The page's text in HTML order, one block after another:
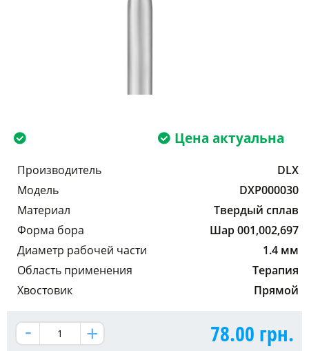
Цена актуальна
Производитель
DLX
Модель
DXP000030
Материал
Твердый сплав
Форма бора
Шар 001,002,697
Диаметр рабочей части
1.4 мм
Область применения
Терапия
Хвостовик
Прямой
78.00 грн.